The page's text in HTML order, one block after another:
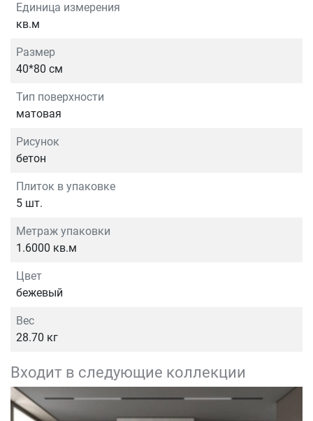
Единица измерения
кв.м
Размер
40*80 см
Тип поверхности
матовая
Рисунок
бетон
Плиток в упаковке
5 шт.
Метраж упаковки
1.6000 кв.м
Цвет
бежевый
Вес
28.70 кг
Входит в следующие коллекции